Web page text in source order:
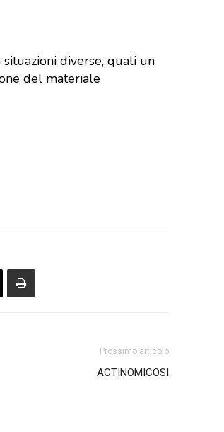
situazioni diverse, quali un
del materiale
Prossimo articolo
ACTINOMICOSI